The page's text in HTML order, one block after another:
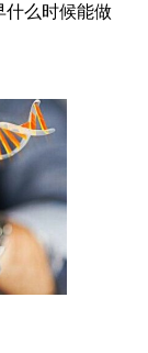
什么时候能做